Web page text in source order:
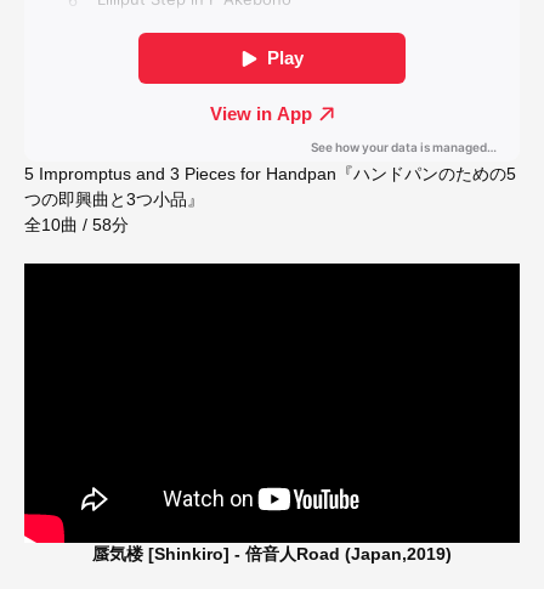
5 Impromptus and 3 Pieces for Handpan『ハンドパンのための5
つの即興曲と3つ小品』
全10曲 / 58分
蜃気楼 [Shinkiro] - 倍音人Road (Japan,2019)